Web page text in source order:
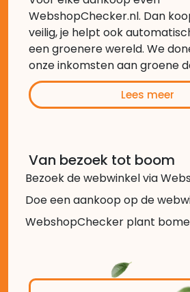
WebshopChecker.nl. Dan
veilig, je helpt ook
een groenere wereld. We
onze inkomsten aan groene
Lees meer
Van bezoek tot boom
Bezoek de webwinkel via
Doe een aankoop op de
WebshopChecker plant